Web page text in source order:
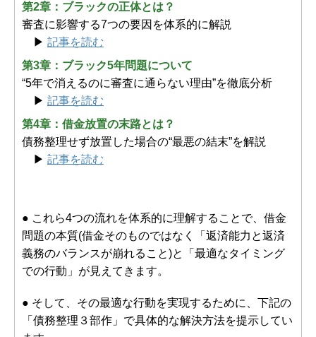
第2章：ブラックの正体とは？
審査に影響する7つの要因を体系的に解説
▶ 記事を読む
第3章：ブラック5年問題について
“5年で消えるのに審査に通らない理由”を徹底分析
▶ 記事を読む
第4章：借金放置の末路とは？
債務整理せず放置した場合の“最悪の結末”を解説
▶ 記事を読む
● これら4つの流れを体系的に理解することで、借金
問題の本質(借金そのものではなく「返済能力と返済
義務のバランスが崩れること)と「最適なタイミング
での行動」が見えてきます。
● そして、その最適な行動を実現するために、下記の
「債務整理３部作」で具体的な解決方法を提示してい